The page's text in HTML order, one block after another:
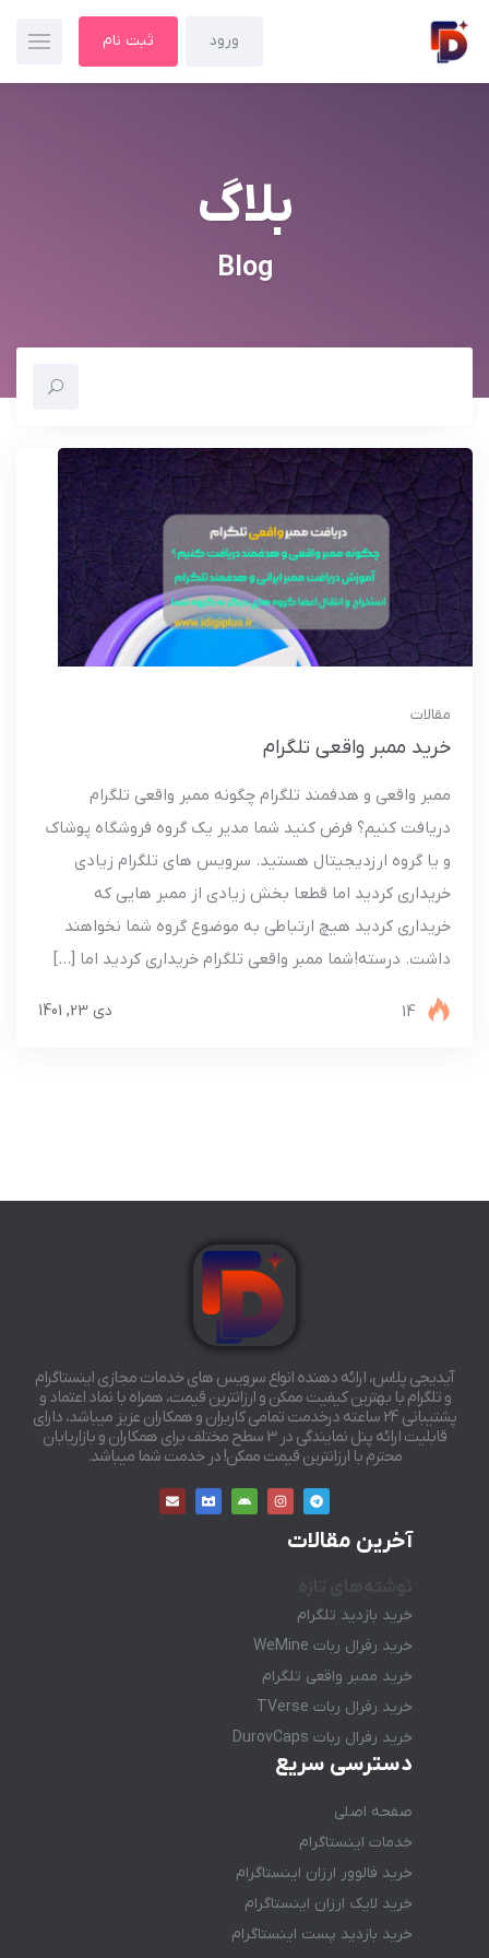
ورود ثبت نام
بلاگ
Blog
مقالات
خرید ممبر واقعی تلگرام
ممبر واقعی و هدفمند تلگرام چگونه ممبر واقعی تلگرام
دریافت کنیم؟ فرض کنید شما مدیر یک گروه فروشگاه پوشاک
و یا گروه ارزدیجیتال هستید. سرویس های تلگرام زیادی
خریداری کردید اما قطعا بخش زیادی از ممبر هایی که
خریداری کردید هیچ ارتباطی به موضوع گروه شما نخواهند
داشت. درسته! شما ممبر واقعی تلگرام خریداری کردید اما […]
دی 23, 1401 14
آیدیجی پلاس، ارائه دهنده انواع سرویس های خدمات مجازی اینستاگرام
و تلگرام با بهترین کیفیت ممکن و ارزانترین قیمت، همراه با نماد اعتماد و
پشتیبانی 24 ساعته درخدمت تمامی کاربران و همکاران عزیز میباشد، دارای
قابلیت ارائه پنل نمایندگی در 3 سطح مختلف برای همکاران و بازاریابان
محترم با ارزانترین قیمت ممکن! در خدمت شما میباشد.
آخرین مقالات
خرید بازدید تلگرام
خرید رفرال ربات WeMine
خرید ممبر واقعی تلگرام
خرید رفرال ربات TVerse
خرید رفرال ربات DurovCaps
دسترسی سریع
صفحه اصلی
خدمات اینستاگرام
خرید فالوور ارزان اینستاگرام
خرید لایک ارزان اینستاگرام
خرید بازدید پست اینستاگرام